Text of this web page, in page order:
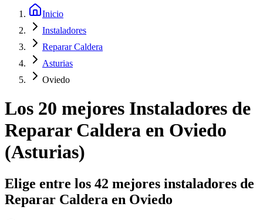
Inicio
Instaladores
Reparar Caldera
Asturias
Oviedo
Los 20 mejores Instaladores de
Reparar Caldera en Oviedo
(Asturias)
Elige entre los 42 mejores instaladores de
Reparar Caldera en Oviedo